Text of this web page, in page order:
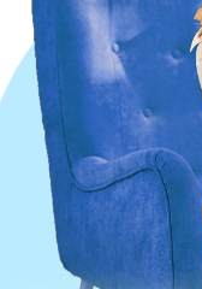
France